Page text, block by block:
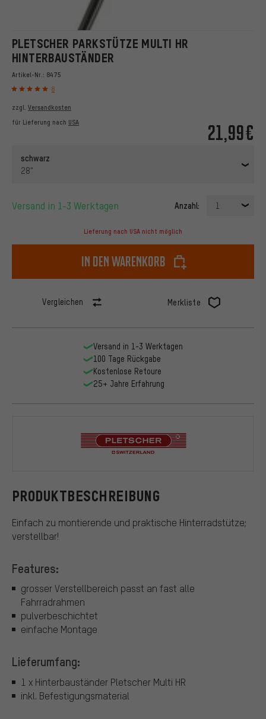
PLETSCHER PARKSTÜTZE MULTI HR
HINTERBAUSTÄNDER
Artikel-Nr.: 8475
8
21,99€
zzgl. Versandkosten
für Lieferung nach USA
schwarz
28"
Versand in 1-3 Werktagen Anzahl: 1
Lieferung nach USA nicht möglich
In den Warenkorb
Vergleichen Merkliste
PRODUKTBESCHREIBUNG
Einfach zu montierende und praktische Hinterradstütze;
verstellbar!
Features:
grosser Verstellbereich passt an fast alle
Fahrradrahmen
pulverbeschichtet
einfache Montage
Lieferumfang:
1 x Hinterbauständer Pletscher Multi HR
inkl. Befestigungsmaterial
Versand in 1-3 Werktagen
100 Tage Rückgabe
Kostenlose Retoure
25+ Jahre Erfahrung
Pletscher